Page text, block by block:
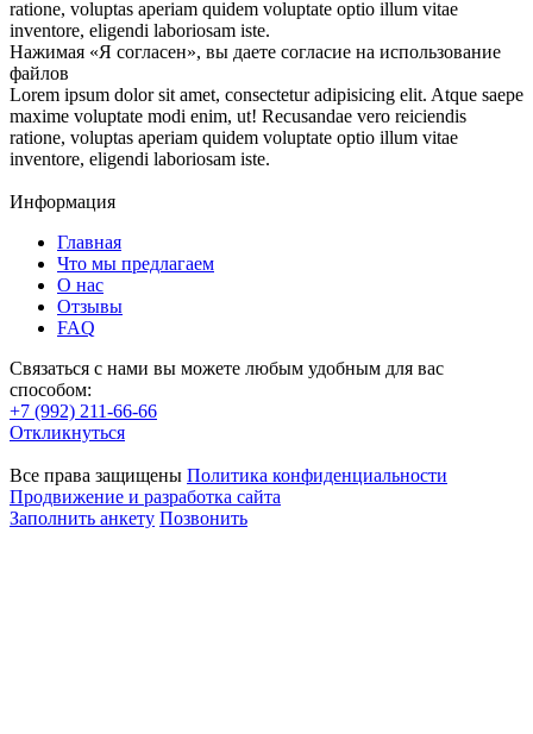
ratione, voluptas aperiam quidem voluptate optio illum vitae
inventore, eligendi laboriosam iste.
Нажимая «Я согласен», вы даете согласие на использование
файлов
Lorem ipsum dolor sit amet, consectetur adipisicing elit. Atque saepe
maxime voluptate modi enim, ut! Recusandae vero reiciendis
ratione, voluptas aperiam quidem voluptate optio illum vitae
inventore, eligendi laboriosam iste.
Информация
Главная
Что мы предлагаем
О нас
Отзывы
FAQ
Связаться с нами вы можете любым удобным для вас
способом:
+7 (992) 211-66-66
Откликнуться
Все права защищены Политика конфиденциальности
Продвижение и разработка сайта
Заполнить анкету Позвонить